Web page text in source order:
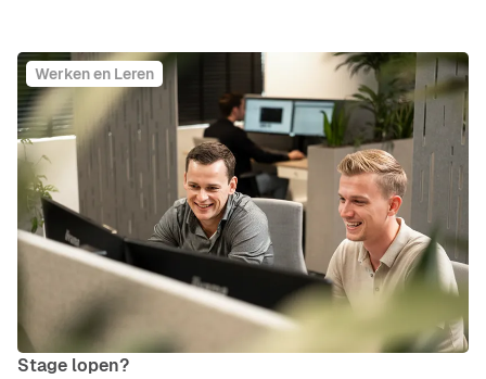
Stage lopen?
Werken en Leren